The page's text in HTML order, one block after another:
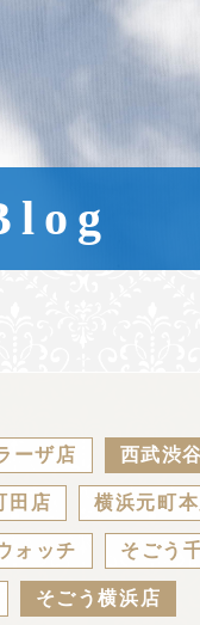
ーザ店 西武渋
田店 横浜元町
ォッチ そごう
そごう横浜店